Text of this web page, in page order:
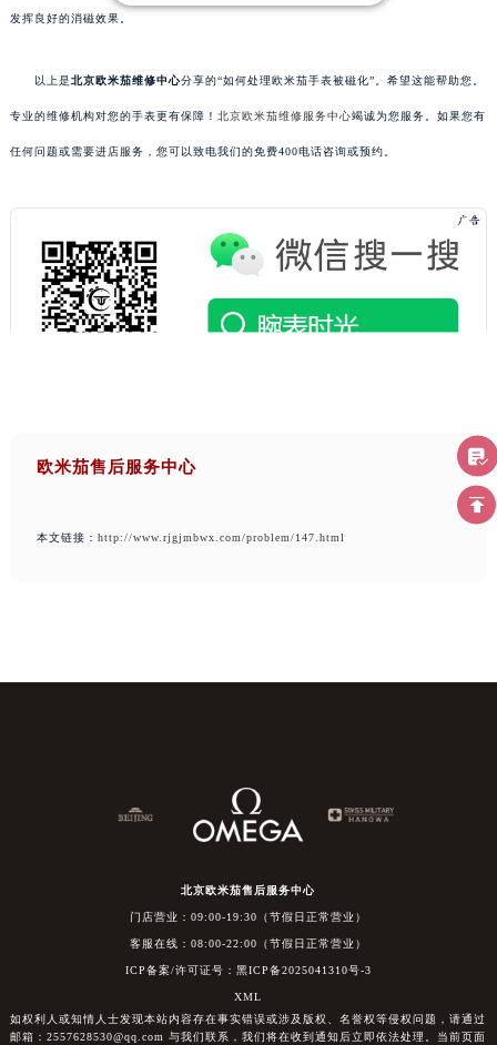
发挥良好的消磁效果。
以上是北京欧米茄维修中心分享的“如何处理欧米茄手表被磁化”。希望这能帮助您。
专业的维修机构对您的手表更有保障！ 北京欧米茄维修服务中心竭诚为您服务。如果您有
任何问题或需要进店服务，您可以致电我们的免费400电话咨询或预约。
欧米茄售后服务中心
本文链接： http://www.rjgjmbwx.com/problem/147.html
北京欧米茄售后服务中心
门店营业：09:00-19:30（节假日正常营业）
客服在线：08:00-22:00（节假日正常营业）
ICP备案/许可证号：黑ICP备2025041310号-3
XML
如权利人或知情人士发现本站内容存在事实错误或涉及版权、名誉权等侵权问题，请通过
邮箱：2557628530@qq.com 与我们联系，我们将在收到通知后立即依法处理。当前页面